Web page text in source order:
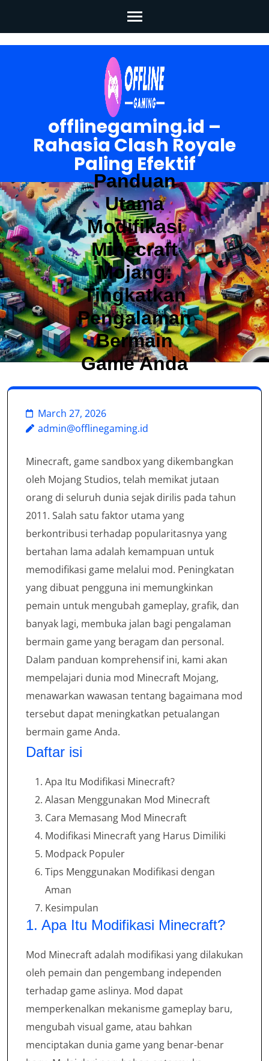
content
offlinegaming.id –
Rahasia Clash Royale
Paling Efektif
Panduan
Utama
Modifikasi
Minecraft
Mojang:
Tingkatkan
Pengalaman
Bermain
Game Anda
March 27, 2026
admin@offlinegaming.id
Minecraft, game sandbox yang dikembangkan
oleh Mojang Studios, telah memikat jutaan
orang di seluruh dunia sejak dirilis pada tahun
2011. Salah satu faktor utama yang
berkontribusi terhadap popularitasnya yang
bertahan lama adalah kemampuan untuk
memodifikasi game melalui mod. Peningkatan
yang dibuat pengguna ini memungkinkan
pemain untuk mengubah gameplay, grafik, dan
banyak lagi, membuka jalan bagi pengalaman
bermain game yang beragam dan personal.
Dalam panduan komprehensif ini, kami akan
mempelajari dunia mod Minecraft Mojang,
menawarkan wawasan tentang bagaimana mod
tersebut dapat meningkatkan petualangan
bermain game Anda.
Daftar isi
Apa Itu Modifikasi Minecraft?
Alasan Menggunakan Mod Minecraft
Cara Memasang Mod Minecraft
Modifikasi Minecraft yang Harus Dimiliki
Modpack Populer
Tips Menggunakan Modifikasi dengan
Aman
Kesimpulan
1. Apa Itu Modifikasi Minecraft?
Mod Minecraft adalah modifikasi yang dilakukan
oleh pemain dan pengembang independen
terhadap game aslinya. Mod dapat
memperkenalkan mekanisme gameplay baru,
mengubah visual game, atau bahkan
menciptakan dunia game yang benar-benar